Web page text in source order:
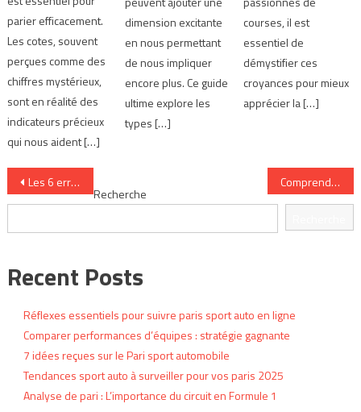
parier efficacement.
Les cotes, souvent
perçues comme des
chiffres mystérieux,
sont en réalité des
indicateurs précieux
qui nous aident […]
dimension excitante
en nous permettant
de nous impliquer
encore plus. Ce guide
ultime explore les
types […]
courses, il est
essentiel de
démystifier ces
croyances pour mieux
apprécier la […]
Navigation
de
l’article
Les 6 erreurs à éviter lors d’un Pari sport automobile Comprendre les fluctuations des cotes des paris sur la F1
Recherche
Recent Posts
Réflexes essentiels pour suivre paris sport auto en ligne
Comparer performances d’équipes : stratégie gagnante
7 idées reçues sur le Pari sport automobile
Tendances sport auto à surveiller pour vos paris 2025
Analyse de pari : L’importance du circuit en Formule 1